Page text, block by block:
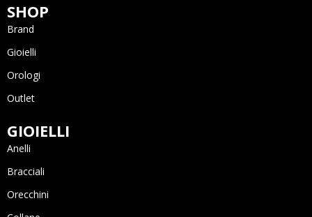
SHOP
Brand
Gioielli
Orologi
Outlet
GIOIELLI
Anelli
Bracciali
Orecchini